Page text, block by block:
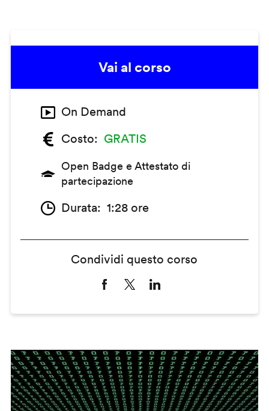
Vai al corso
On Demand
Costo
GRATIS
Open Badge e Attestato di
partecipazione
Durata 1:28 ore
Condividi questo corso